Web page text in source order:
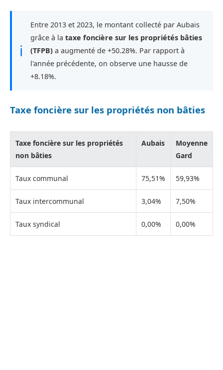
ℹ
Entre 2013 et 2023, le montant collecté par Aubais
grâce à la taxe foncière sur les propriétés bâties
(TFPB) a augmenté de +50.28%. Par rapport à
l'année précédente, on observe une hausse de
+8.18%.
Taxe foncière sur les propriétés non bâties
Taxe foncière sur les propriétés
non bâties
Aubais
Moyenne
Gard
Taux communal 75,51% 59,93%
Taux intercommunal 3,04% 7,50%
Taux syndical 0,00% 0,00%